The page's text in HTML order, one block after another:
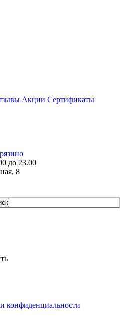
Акции Сертификаты
до 23.00
8
конфиденциальности